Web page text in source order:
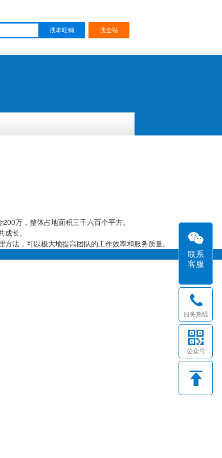
万，整体占地面积三千六百个平方。
长。
法，可以极大地提高团队的工作效率和服务质量。
联系
客服
服务热线
公众号